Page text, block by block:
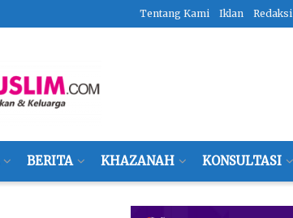
Tentang Kami Iklan Redaksi
BERITA KHAZANAH KONSULTASI